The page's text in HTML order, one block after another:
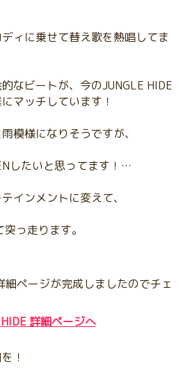
ィに乗せて替え歌を熱唱してま
なビートが、今のJUNGLE HIDE
マッチしています！
模様になりそうですが、
したいと思ってます！…
インメントに変えて、
っ走ります。
細ページが完成しましたのでチェ
詳細ページへ
！